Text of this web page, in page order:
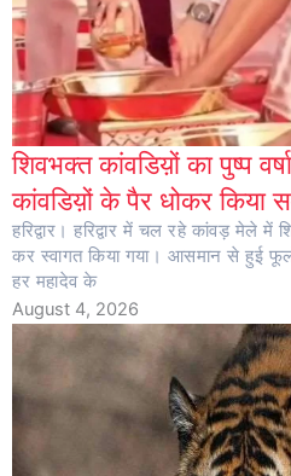
शिवभक्त कांवडिय़ों का पुष्प
कांवडिय़ों के पैर धोकर किया
हरिद्वार। हरिद्वार में चल रहे कांवड़ मेले में
कर स्वागत किया गया। आसमान से हुई
हर महादेव के
August 4, 2026